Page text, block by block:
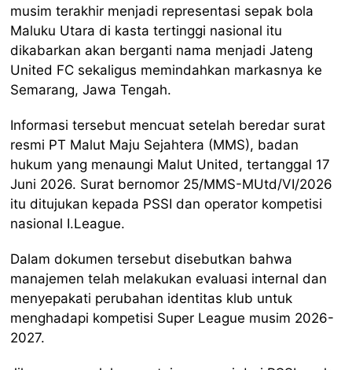
musim terakhir menjadi representasi sepak bola
Maluku Utara di kasta tertinggi nasional itu
dikabarkan akan berganti nama menjadi Jateng
United FC sekaligus memindahkan markasnya ke
Semarang, Jawa Tengah.
Informasi tersebut mencuat setelah beredar surat
resmi PT Malut Maju Sejahtera (MMS), badan
hukum yang menaungi Malut United, tertanggal 17
Juni 2026. Surat bernomor 25/MMS-MUtd/VI/2026
itu ditujukan kepada PSSI dan operator kompetisi
nasional I.League.
Dalam dokumen tersebut disebutkan bahwa
manajemen telah melakukan evaluasi internal dan
menyepakati perubahan identitas klub untuk
menghadapi kompetisi Super League musim 2026-
2027.